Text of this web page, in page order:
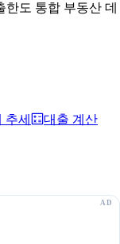
한도 통합 부동산 데
추세
대출 계산